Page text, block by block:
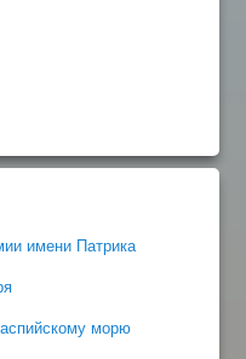
имени Патрика
морю